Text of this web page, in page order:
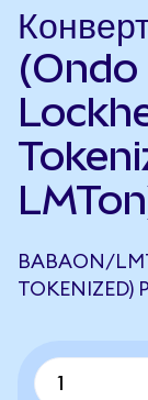
(Ondo
BABAON/
TOKENIZED)